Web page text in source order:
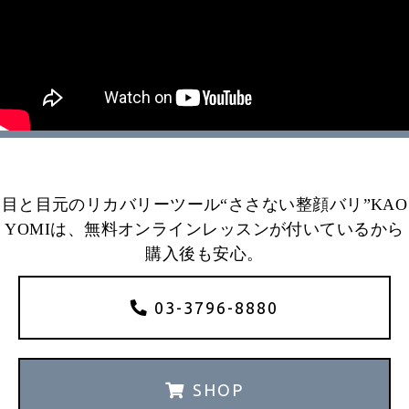
目と目元のリカバリーツール“ささない整顔バリ”KAO
YOMIは、無料オンラインレッスンが付いているから
購入後も安心。
03-3796-8880
SHOP